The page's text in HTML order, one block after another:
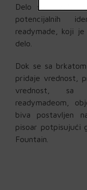
Delo se vratilo
potencijalnih
readymade, koji
delo.
Dok se sa
pridaje vrednost,
vrednost, sa
readymadeom,
biva postavljen
pisoar potpisujući
Fountain.